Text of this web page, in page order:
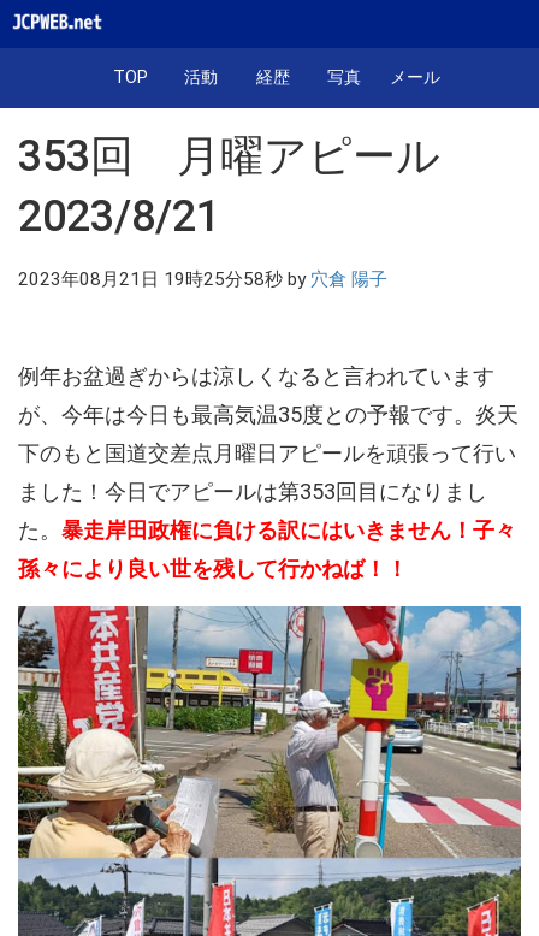
TOP 活動 経歴 写真 メール
353回 月曜アピール
2023/8/21
2023年08月21日 19時25分58秒 by 穴倉 陽子
例年お盆過ぎからは涼しくなると言われています
が、今年は今日も最高気温35度との予報です。炎天
下のもと国道交差点月曜日アピールを頑張って行い
ました！今日でアピールは第353回目になりまし
た。 暴走岸田政権に負ける訳にはいきません！子々
孫々により良い世を残して行かねば！！